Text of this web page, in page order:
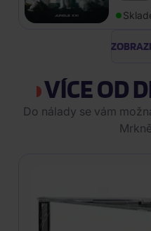
VÍCE OD
Do nálady se vám